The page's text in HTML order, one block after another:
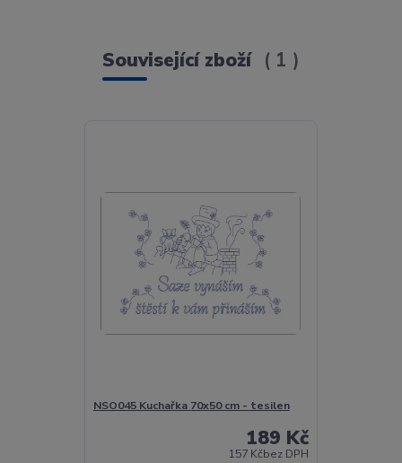
Související zboží 1
NSO045 Kuchařka 70x50 cm - tesilen
189 Kč
157 Kčbez DPH